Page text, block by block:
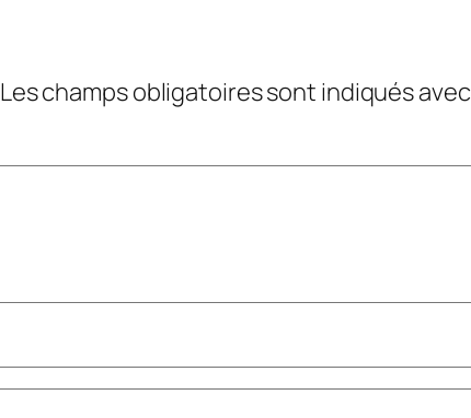
Les champs obligatoires sont indiqués